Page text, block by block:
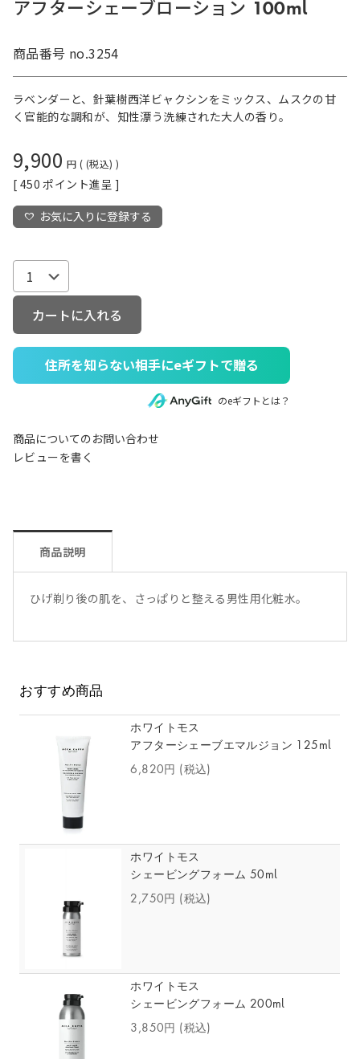
アフターシェーブローション 100ml
商品番号 no.3254
ラベンダーと、針葉樹西洋ビャクシンをミックス、ムスクの甘
く官能的な調和が、知性漂う洗練された大人の香り。
9,900 税込
[ 450 ポイント進呈 ]
お気に入りに登録する
カートに入れる
住所を知らない相手にeギフトで贈る
のeギフトとは？
商品についてのお問い合わせ
レビューを書く
商品説明
ひげ剃り後の肌を、さっぱりと整える男性用化粧水。
おすすめ商品
ホワイトモス
アフターシェーブエマルジョン 125ml
6,820円 (税込)
ホワイトモス
シェービングフォーム 50ml
2,750円 (税込)
ホワイトモス
シェービングフォーム 200ml
3,850円 (税込)